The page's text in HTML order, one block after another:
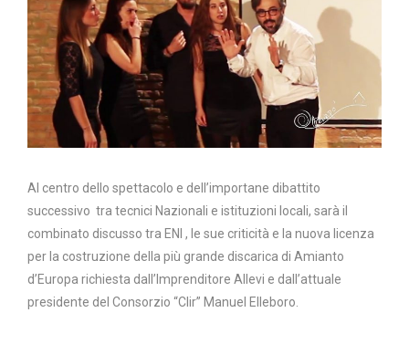
Al centro dello spettacolo e dell’importane dibattito
successivo tra tecnici Nazionali e istituzioni locali, sarà il
combinato discusso tra ENI , le sue criticità e la nuova licenza
per la costruzione della più grande discarica di Amianto
d’Europa richiesta dall’Imprenditore Allevi e dall’attuale
presidente del Consorzio “Clir” Manuel Elleboro.